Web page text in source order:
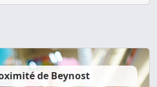
de Beynost